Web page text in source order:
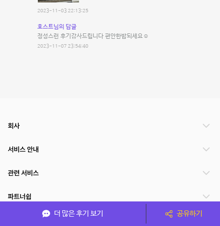
2023-11-03 22:13:25
호스트님의 답글
정성스런 후기감사드립니다 편안한밤되세요☺️
2023-11-07 23:54:40
더 많은 후기 보기 공유하기
회사
서비스 안내
관련 서비스
파트너쉽
서비스 제공 국가